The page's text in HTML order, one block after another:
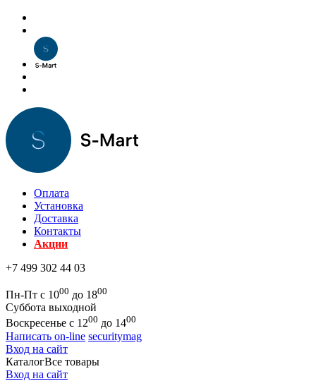
Оплата
Установка
Доставка
Контакты
Акции
+7 499 302 44 03
Пн-Пт с 1000 до 1800
Суббота выходной
Воскресенье с 1200 до 1400
Написать on-line securitymag
Вход на сайт
КаталогВсе товары
Вход на сайт